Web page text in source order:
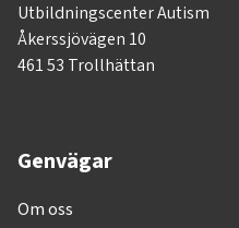
Utbildningscenter Autism
Åkerssjövägen 10
461 53 Trollhättan
Genvägar
Om oss